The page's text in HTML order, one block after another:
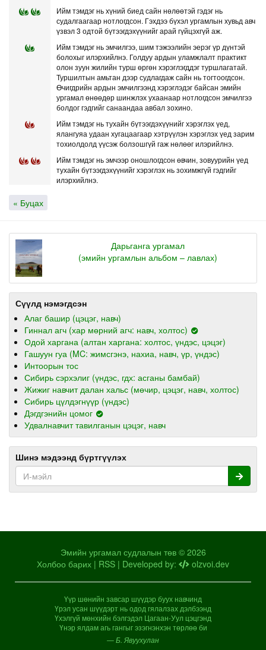
Ийм тэмдэг нь хүний биед сайн нөлөөтэй гэдэг нь
судалгаагаар нотлогдсон. Гэхдээ бүхэл ургамлын хувьд авч
үзвэл 3 одтой бүтээгдэхүүнийг арай гүйцэхгүй аж.
Ийм тэмдэг нь эмчилгээ, шим тэжээлийн эерэг үр дүнтэй
болохыг илэрхийлнэ. Голдуу ардын уламжлалт практикт
олон зуун жилийн турш өргөн хэрэглэгддэг туршлагатай.
Туршилтын амьтан дээр судлагдаж сайн нь тогтоогдсон.
Өчигдрийн ардын эмчилгээнд хэрэглэдэг байсан эмийн
ургамал өнөөдөр шинжлэх ухаанаар нотлогдсон эмчилгээ
болдог гэдгийг санаандаа авбал зохино.
Ийм тэмдэг нь тухайн бүтээгдэхүүнийг хэрэглэх үед,
ялангуяа удаан хугацаагаар хэтрүүлэн хэрэглэх үед зарим
тохиолдолд үүсэж болзошгүй гаж нөлөөг илэрийлнэ.
Ийм тэмдэг нь эмчээр оношлогдсон өвчин, зовуурийн үед
тухайн бүтээгдэхүүнийг хэрэглэх нь зохимжгүй гэдгийг
илэрхийлнэ.
« Буцах
Дарьганга ургамал
(эмийн ургамлын альбом – лавлах)
Сүүлд нэмэгдсэн
Алаг башир (цэцэг, навч)
Гиннал агч (хар мөрний агч: навч, холтос)
Одой харгана (алтан харгана: холтос, үндэс, цэцэг)
Гашуун гуа (MC: жимсгэнэ, нахиа, навч, үр, үндэс)
Интоорын тос
Сибирь сэрхэлиг (үндэс, гдх: асганы бамбай)
Жижиг навчит далан хальс (мөчир, цэцэг, навч, холтос)
Сибирь цүлдэгнүүр (үндэс)
Дэгдгэнийн цомог
Удвалнавчит тавилганын цэцэг, навч
Шинэ мэдээнд бүртгүүлэх
Эмийн ургамал судлалын төв © 2026
Холбоо барих | RSS | Developed by: olzvoi.dev
Үүр шөнийн завсар шүүдэр буух навчинд
Үрэл усан шүүдэрт нь одод гялалзах дэлбээнд
Үхэлгүй мөнхийн бэлгэдэл Цагаан-Уул цэцгэнд
Үнэр ялдам агь гангыг эзэгнэнхэн төрлөө би
— Б. Явуухулан